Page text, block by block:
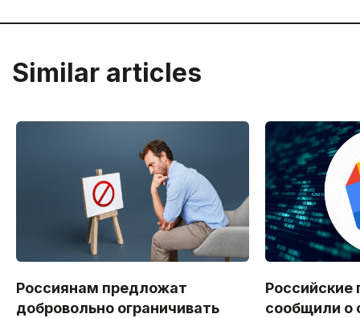
Similar articles
Россиянам предложат
добровольно ограничивать
Российские
сообщили о